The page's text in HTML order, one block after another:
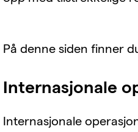
På denne siden finner
Internasjonale
Internasjonale